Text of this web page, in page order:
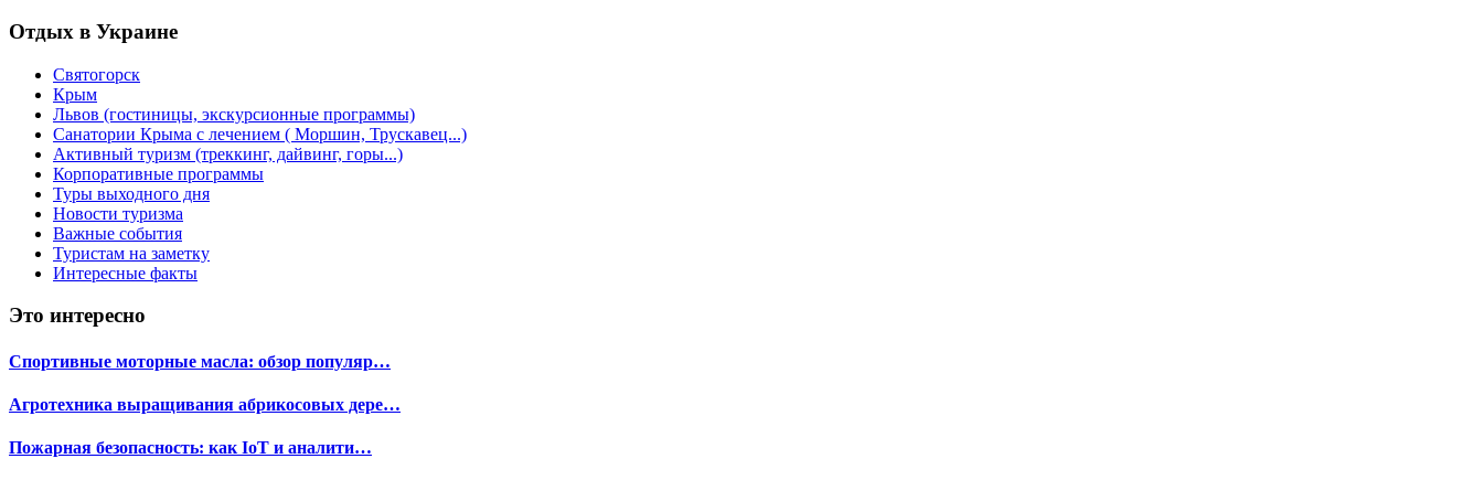
Отдых в Украине
Святогорск
Крым
Львов (гостиницы, экскурсионные программы)
Санатории Крыма с лечением ( Моршин, Трускавец...)
Активный туризм (треккинг, дайвинг, горы...)
Корпоративные программы
Туры выходного дня
Новости туризма
Важные события
Туристам на заметку
Интересные факты
Это интересно
Спортивные моторные масла: обзор популяр…
Агротехника выращивания абрикосовых дере…
Пожарная безопасность: как IoT и аналити…